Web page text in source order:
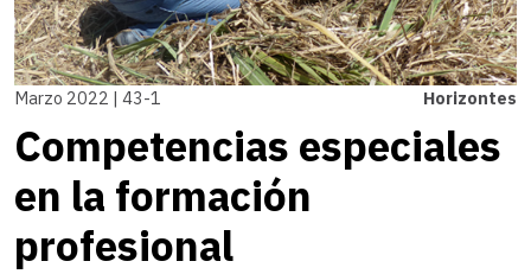
Marzo 2022 | 43-1 Horizontes
Competencias especiales
en la formación
profesional